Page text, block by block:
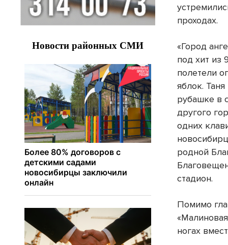
проходах.
«Город
под хит из
полетели
яблок.
рубашке в
другого
одних
родной
стадион.
Помимо
ногах